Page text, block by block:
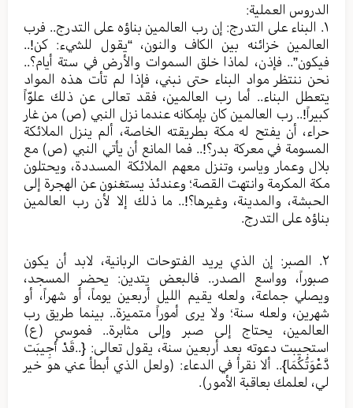
الدروس العملية:
١. البناء على التدرج: إن رب العالمين بناؤه على التدرج.. فرب
العالمين خزائنه بين الكاف والنون، “يقول للشيء: كن!..
فيكون”.. فإذن، لماذا خلق السموات والأرض في ستة أيام؟..
نحن ننتظر مواد البناء حتى نبني، فإذا لم تأت هذه المواد
يتعطل البناء.. أما رب العالمين، فقد تعالى عن ذلك علوّاً
كبيراً!.. رب العالمين كان بإمكانه عندما نزل النبي (ص) من غار
حراء، أن يفتح له مكة بطريقته الخاصة، ألم ينزل الملائكة
المسومة في معركة بدر؟!.. فما المانع أن يأتي النبي (ص) مع
بلال وعمار وياسر، وتنزل معهم الملائكة المسددة، ويحتلون
مكة المكرمة وانتهت القصة؛ وعندئذ يستغنون عن الهجرة إلى
الحبشة، والمدينة، وغيرها؟!.. ما ذلك إلا لأن رب العالمين
بناؤه على التدرج.
٢. الصبر: إن الذي يريد الفتوحات الربانية، لابد أن يكون
صبوراً، وواسع الصدر.. فالبعض يتدين: يحضر المسجد،
ويصلي جماعة، ولعله يقيم الليل أربعين يوماً، أو شهراً، أو
شهرين، ولعله سنة؛ ولا يرى أموراً متميزة.. بينما طريق رب
العالمين، يحتاج إلى صبر وإلى مثابرة.. فموسى (ع)
استجيبت دعوته بعد أربعين سنة، يقول تعالى: {..قَدْ أُجِيبَت
دَّعْوَتُكُمَا}.. ألا نقرأ في الدعاء: (ولعل الذي أبطأ عني هو خير
لي، لعلمك بعاقبة الأمور).